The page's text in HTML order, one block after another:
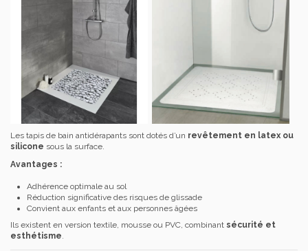
Les tapis de bain antidérapants sont dotés d’un revêtement en latex ou
silicone sous la surface.
Avantages :
Adhérence optimale au sol
Réduction significative des risques de glissade
Convient aux enfants et aux personnes âgées
Ils existent en version textile, mousse ou PVC, combinant sécurité et
esthétisme